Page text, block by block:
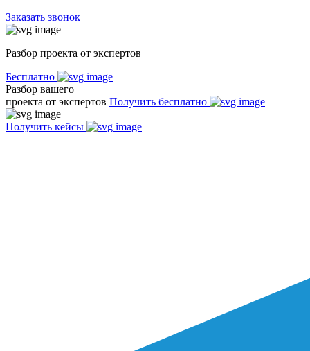
Заказать звонок
Разбор проекта от экспертов
Бесплатно
Разбор вашего
проекта от экспертов Получить бесплатно
Получить кейсы